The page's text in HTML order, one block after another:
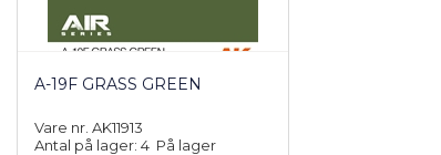
A-19F GRASS GREEN
Vare nr. AK11913
Antal på lager: 4 På lager